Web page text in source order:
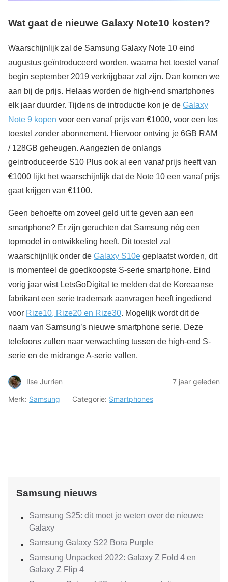
Wat gaat de nieuwe Galaxy Note10 kosten?
Waarschijnlijk zal de Samsung Galaxy Note 10 eind
augustus geïntroduceerd worden, waarna het toestel vanaf
begin september 2019 verkrijgbaar zal zijn. Dan komen we
aan bij de prijs. Helaas worden de high-end smartphones
elk jaar duurder. Tijdens de introductie kon je de Galaxy
Note 9 kopen voor een vanaf prijs van €1000, voor een los
toestel zonder abonnement. Hiervoor ontving je 6GB RAM
/ 128GB geheugen. Aangezien de onlangs
geintroduceerde S10 Plus ook al een vanaf prijs heeft van
€1000 lijkt het waarschijnlijk dat de Note 10 een vanaf prijs
gaat krijgen van €1100.
Geen behoefte om zoveel geld uit te geven aan een
smartphone? Er zijn geruchten dat Samsung nóg een
topmodel in ontwikkeling heeft. Dit toestel zal
waarschijnlijk onder de Galaxy S10e geplaatst worden, dit
is momenteel de goedkoopste S-serie smartphone. Eind
vorig jaar wist LetsGoDigital te melden dat de Koreaanse
fabrikant een serie trademark aanvragen heeft ingediend
voor Rize10, Rize20 en Rize30. Mogelijk wordt dit de
naam van Samsung’s nieuwe smartphone serie. Deze
telefoons zullen naar verwachting tussen de high-end S-
serie en de midrange A-serie vallen.
Ilse Jurrien
7 jaar geleden
Merk: Samsung Categorie: Smartphones
Samsung nieuws
Samsung S25: dit moet je weten over de nieuwe
Galaxy
Samsung Galaxy S22 Bora Purple
Samsung Unpacked 2022: Galaxy Z Fold 4 en
Galaxy Z Flip 4